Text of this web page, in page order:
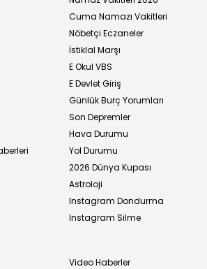
Cuma Namazı Vakitleri
Nöbetçi Eczaneler
İstiklal Marşı
E Okul VBS
E Devlet Giriş
Günlük Burç Yorumları
Son Depremler
Hava Durumu
Yol Durumu
2026 Dünya Kupası
Astroloji
Instagram Dondurma
Instagram Silme
Video Haberler